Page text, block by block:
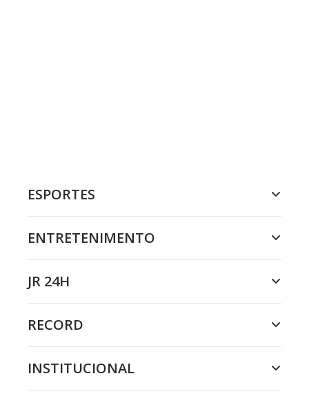
ESPORTES
ENTRETENIMENTO
JR 24H
RECORD
INSTITUCIONAL